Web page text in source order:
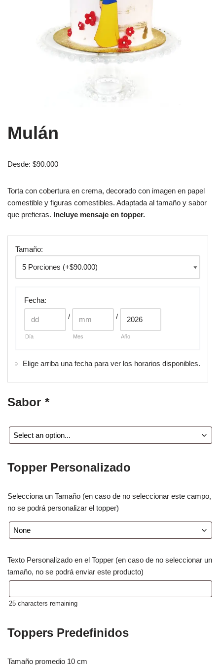
Mulán
Desde: $90.000
Torta con cobertura en crema, decorado con imagen en papel
comestible y figuras comestibles. Adaptada al tamaño y sabor
que prefieras. Incluye mensaje en topper.
Tamaño:
Fecha:
Día
/
Mes
/
Año
Elige arriba una fecha para ver los horarios disponibles.
Sabor *
Topper Personalizado
Selecciona un Tamaño (en caso de no seleccionar este campo,
no se podrá personalizar el topper)
Texto Personalizado en el Topper (en caso de no seleccionar un
tamaño, no se podrá enviar este producto)
25 characters remaining
Toppers Predefinidos
Tamaño promedio 10 cm